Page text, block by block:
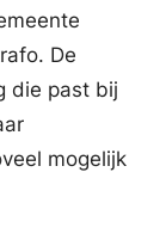
De
die past bij
mogelijk